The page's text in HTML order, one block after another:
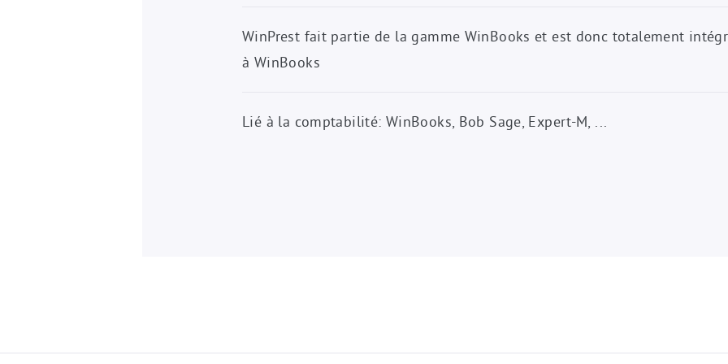
WinPrest fait partie de la gamme WinBooks et est donc totalement
à WinBooks
Lié à la comptabilité: WinBooks, Bob Sage, Expert-M, ...